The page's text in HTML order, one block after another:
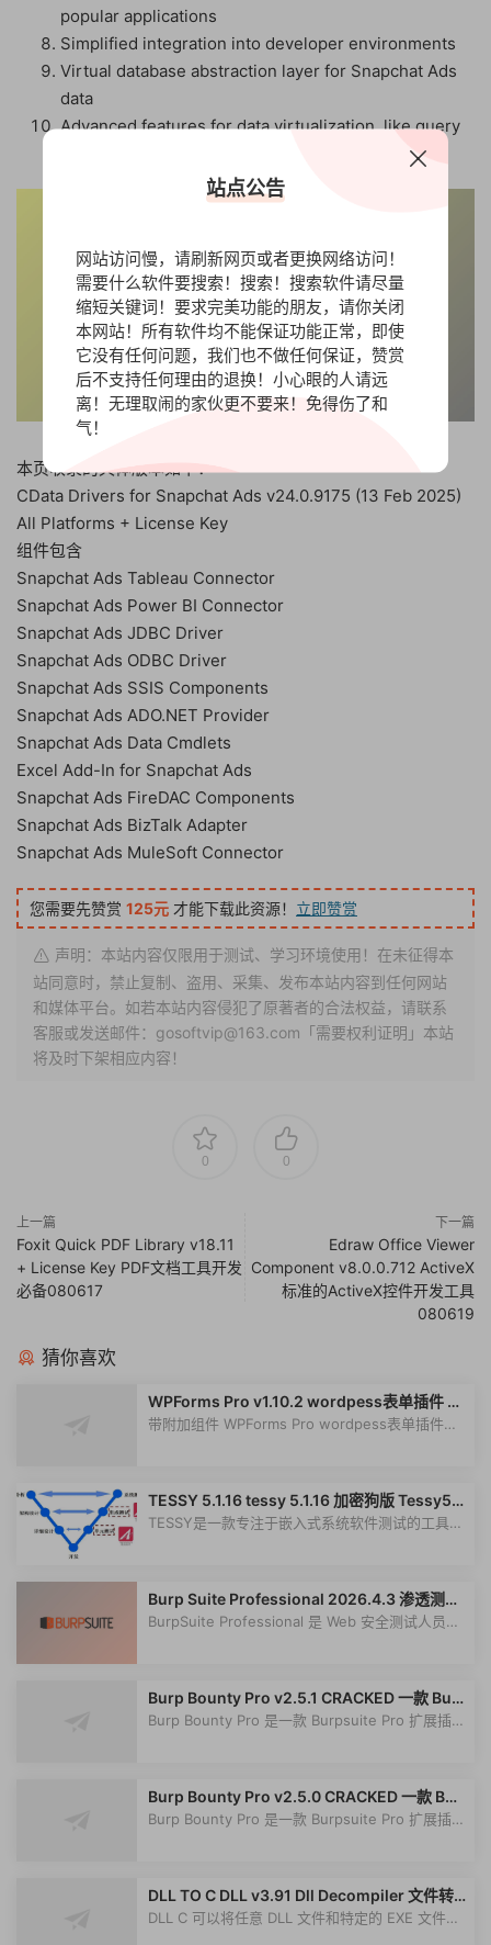
popular applications
Simplified integration into developer environments
Virtual database abstraction layer for Snapchat Ads
data
Advanced features for data virtualization, like query
本页收录的具体版本如下：
CData Drivers for Snapchat Ads v24.0.9175 (13 Feb 2025)
All Platforms + License Key
组件包含
Snapchat Ads Tableau Connector
Snapchat Ads Power BI Connector
Snapchat Ads JDBC Driver
Snapchat Ads ODBC Driver
Snapchat Ads SSIS Components
Snapchat Ads ADO.NET Provider
Snapchat Ads Data Cmdlets
Excel Add-In for Snapchat Ads
Snapchat Ads FireDAC Components
Snapchat Ads BizTalk Adapter
Snapchat Ads MuleSoft Connector
您需要先赞赏 125元 才能下载此资源！ 立即赞赏
声明：本站内容仅限用于测试、学习环境使用！在未征得本
站同意时，禁止复制、盗用、采集、发布本站内容到任何网站
和媒体平台。如若本站内容侵犯了原著者的合法权益，请联系
客服或发送邮件：gosoftvip@163.com「需要权利证明」本站
将及时下架相应内容！
0 0
上一篇
Foxit Quick PDF Library v18.11
+ License Key PDF文档工具开发
必备080617
下一篇
Edraw Office Viewer
Component v8.0.0.712 ActiveX
标准的ActiveX控件开发工具
080619
猜你喜欢
WPForms Pro v1.10.2 wordpess表单插件 已
激活汉化版
带附加组件 WPForms Pro wordpess表单插件是
TESSY 5.1.16 tessy 5.1.16 加密狗版 Tessy5.1.
16 软件测试激活版 单元测试集成测试工具
TESSY是一款专注于嵌入式系统软件测试的工具
Burp Suite Professional 2026.4.3 渗透测试
与安全分析
BurpSuite Professional 是 Web 安全测试人员的
Burp Bounty Pro v2.5.1 CRACKED 一款 Bur
psuite Pro 扩展插件
Burp Bounty Pro 是一款 Burpsuite Pro 扩展插
Burp Bounty Pro v2.5.0 CRACKED 一款 Bur
psuite Pro 扩展插件
Burp Bounty Pro 是一款 Burpsuite Pro 扩展插
DLL TO C DLL v3.91 Dll Decompiler 文件转
换为可编译的C/C++代码
DLL C 可以将任意 DLL 文件和特定的 EXE 文件格
站点公告
网站访问慢，请刷新网页或者更换网络访问！
需要什么软件要搜索！搜索！搜索软件请尽量
缩短关键词！要求完美功能的朋友，请你关闭
本网站！所有软件均不能保证功能正常，即使
它没有任何问题，我们也不做任何保证，赞赏
后不支持任何理由的退换！小心眼的人请远
离！无理取闹的家伙更不要来！免得伤了和
气！